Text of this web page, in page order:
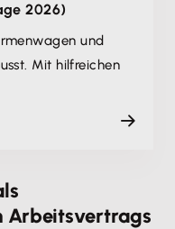
2026)
und
Mit hilfreichen
Arbeitsvertrags